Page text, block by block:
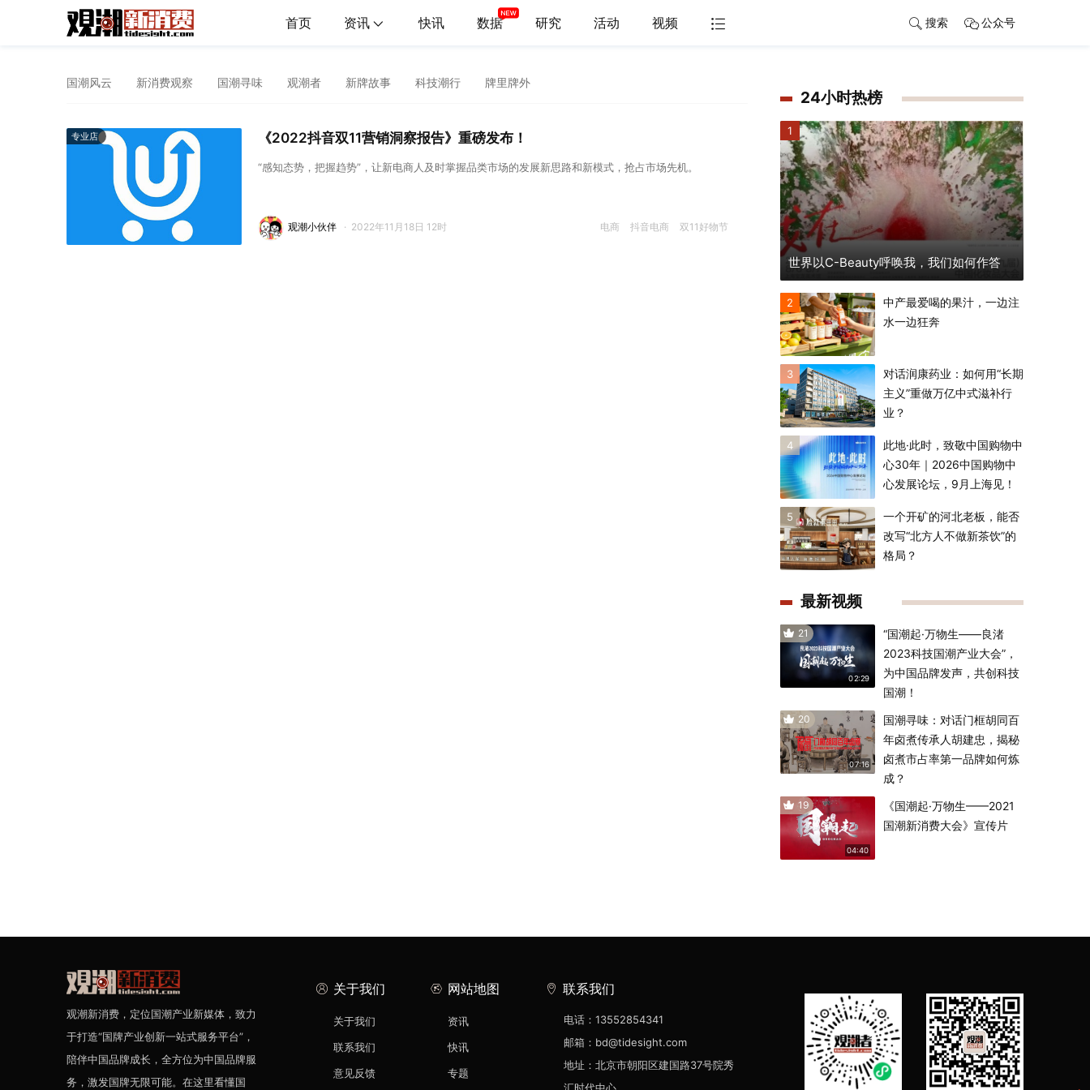
首页 资讯 快讯 数据 研究 活动 视频 搜索 公众号
国潮风云 新消费观察 国潮寻味 观潮者 新牌故事 科技潮行 牌里牌外
专业店 《2022抖音双11营销洞察报告》重磅发布！
“感知态势，把握趋势”，让新电商人及时掌握品类市场的发展新思路和新模式，抢占市场先机。
电商 抖音电商 双11好物节
观潮小伙伴 · 2022年11月18日 12时
24小时热榜
1
世界以C-Beauty呼唤我，我们如何作答
2
中产最爱喝的果汁，一边注
水一边狂奔
3
对话润康药业：如何用“长期
主义”重做万亿中式滋补行
业？
4
此地·此时，致敬中国购物中
心30年｜2026中国购物中
心发展论坛，9月上海见！
5
一个开矿的河北老板，能否
改写“北方人不做新茶饮”的
格局？
最新视频
21
02:29
“国潮起·万物生——良渚
2023科技国潮产业大会”，
为中国品牌发声，共创科技
国潮！
20
07:16
国潮寻味：对话门框胡同百
年卤煮传承人胡建忠，揭秘
卤煮市占率第一品牌如何炼
成？
19
04:40
《国潮起·万物生——2021
国潮新消费大会》宣传片
观潮新消费，定位国潮产业新媒体，致力
于打造“国牌产业创新一站式服务平台”，
陪伴中国品牌成长，全方位为中国品牌服
务，激发国牌无限可能。在这里看懂国
关于我们
关于我们
联系我们
意见反馈
网站地图
资讯
快讯
专题
联系我们
电话：13552854341
邮箱：bd@tidesight.com
地址：北京市朝阳区建国路37号院秀